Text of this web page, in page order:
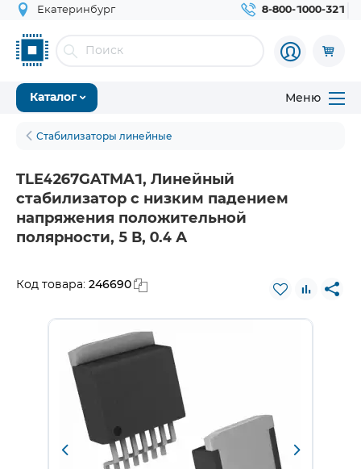
Екатеринбург 8-800-1000-321
Каталог Меню
Стабилизаторы линейные
TLE4267GATMA1, Линейный
стабилизатор с низким падением
напряжения положительной
полярности, 5 В, 0.4 А
Код товара: 246690